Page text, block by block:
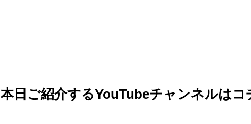
本日ご紹介するYouTubeチャンネルはコ